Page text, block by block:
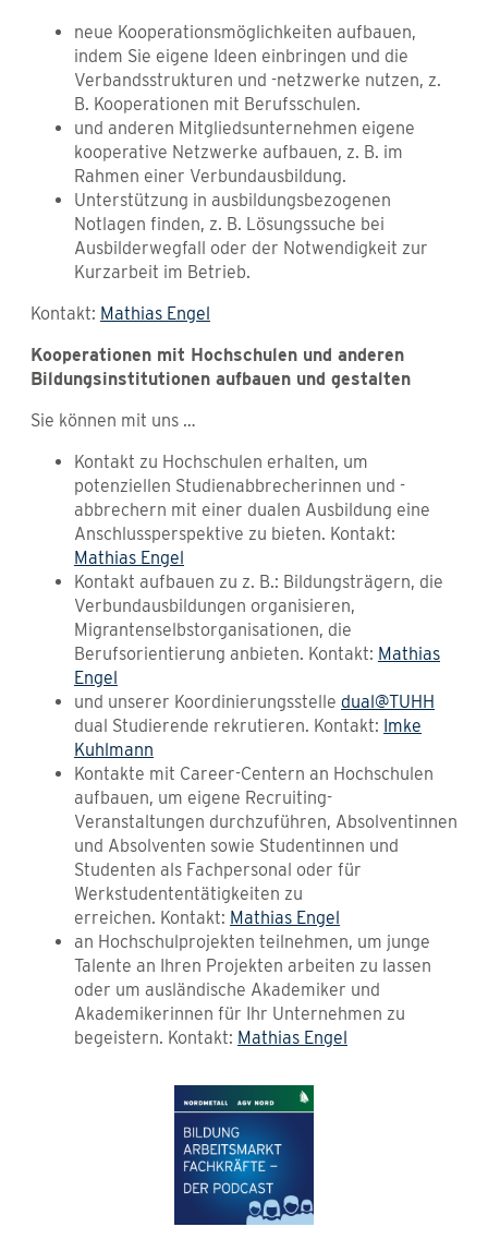
neue Kooperationsmöglichkeiten aufbauen,
indem Sie eigene Ideen einbringen und die
Verbandsstrukturen und -netzwerke nutzen, z.
B. Kooperationen mit Berufsschulen.
und anderen Mitgliedsunternehmen eigene
kooperative Netzwerke aufbauen, z. B. im
Rahmen einer Verbundausbildung.
Unterstützung in ausbildungsbezogenen
Notlagen finden, z. B. Lösungssuche bei
Ausbilderwegfall oder der Notwendigkeit zur
Kurzarbeit im Betrieb.
Kontakt: Mathias Engel
Kooperationen mit Hochschulen und anderen
Bildungsinstitutionen aufbauen und gestalten
Sie können mit uns …
Kontakt zu Hochschulen erhalten, um
potenziellen Studienabbrecherinnen und -
abbrechern mit einer dualen Ausbildung eine
Anschlussperspektive zu bieten. Kontakt:
Mathias Engel
Kontakt aufbauen zu z. B.: Bildungsträgern, die
Verbundausbildungen organisieren,
Migrantenselbstorganisationen, die
Berufsorientierung anbieten. Kontakt: Mathias
Engel
und unserer Koordinierungsstelle dual@TUHH
dual Studierende rekrutieren. Kontakt: Imke
Kuhlmann
Kontakte mit Career-Centern an Hochschulen
aufbauen, um eigene Recruiting-
Veranstaltungen durchzuführen, Absolventinnen
und Absolventen sowie Studentinnen und
Studenten als Fachpersonal oder für
Werkstudententätigkeiten zu
erreichen. Kontakt: Mathias Engel
an Hochschulprojekten teilnehmen, um junge
Talente an Ihren Projekten arbeiten zu lassen
oder um ausländische Akademiker und
Akademikerinnen für Ihr Unternehmen zu
begeistern. Kontakt: Mathias Engel